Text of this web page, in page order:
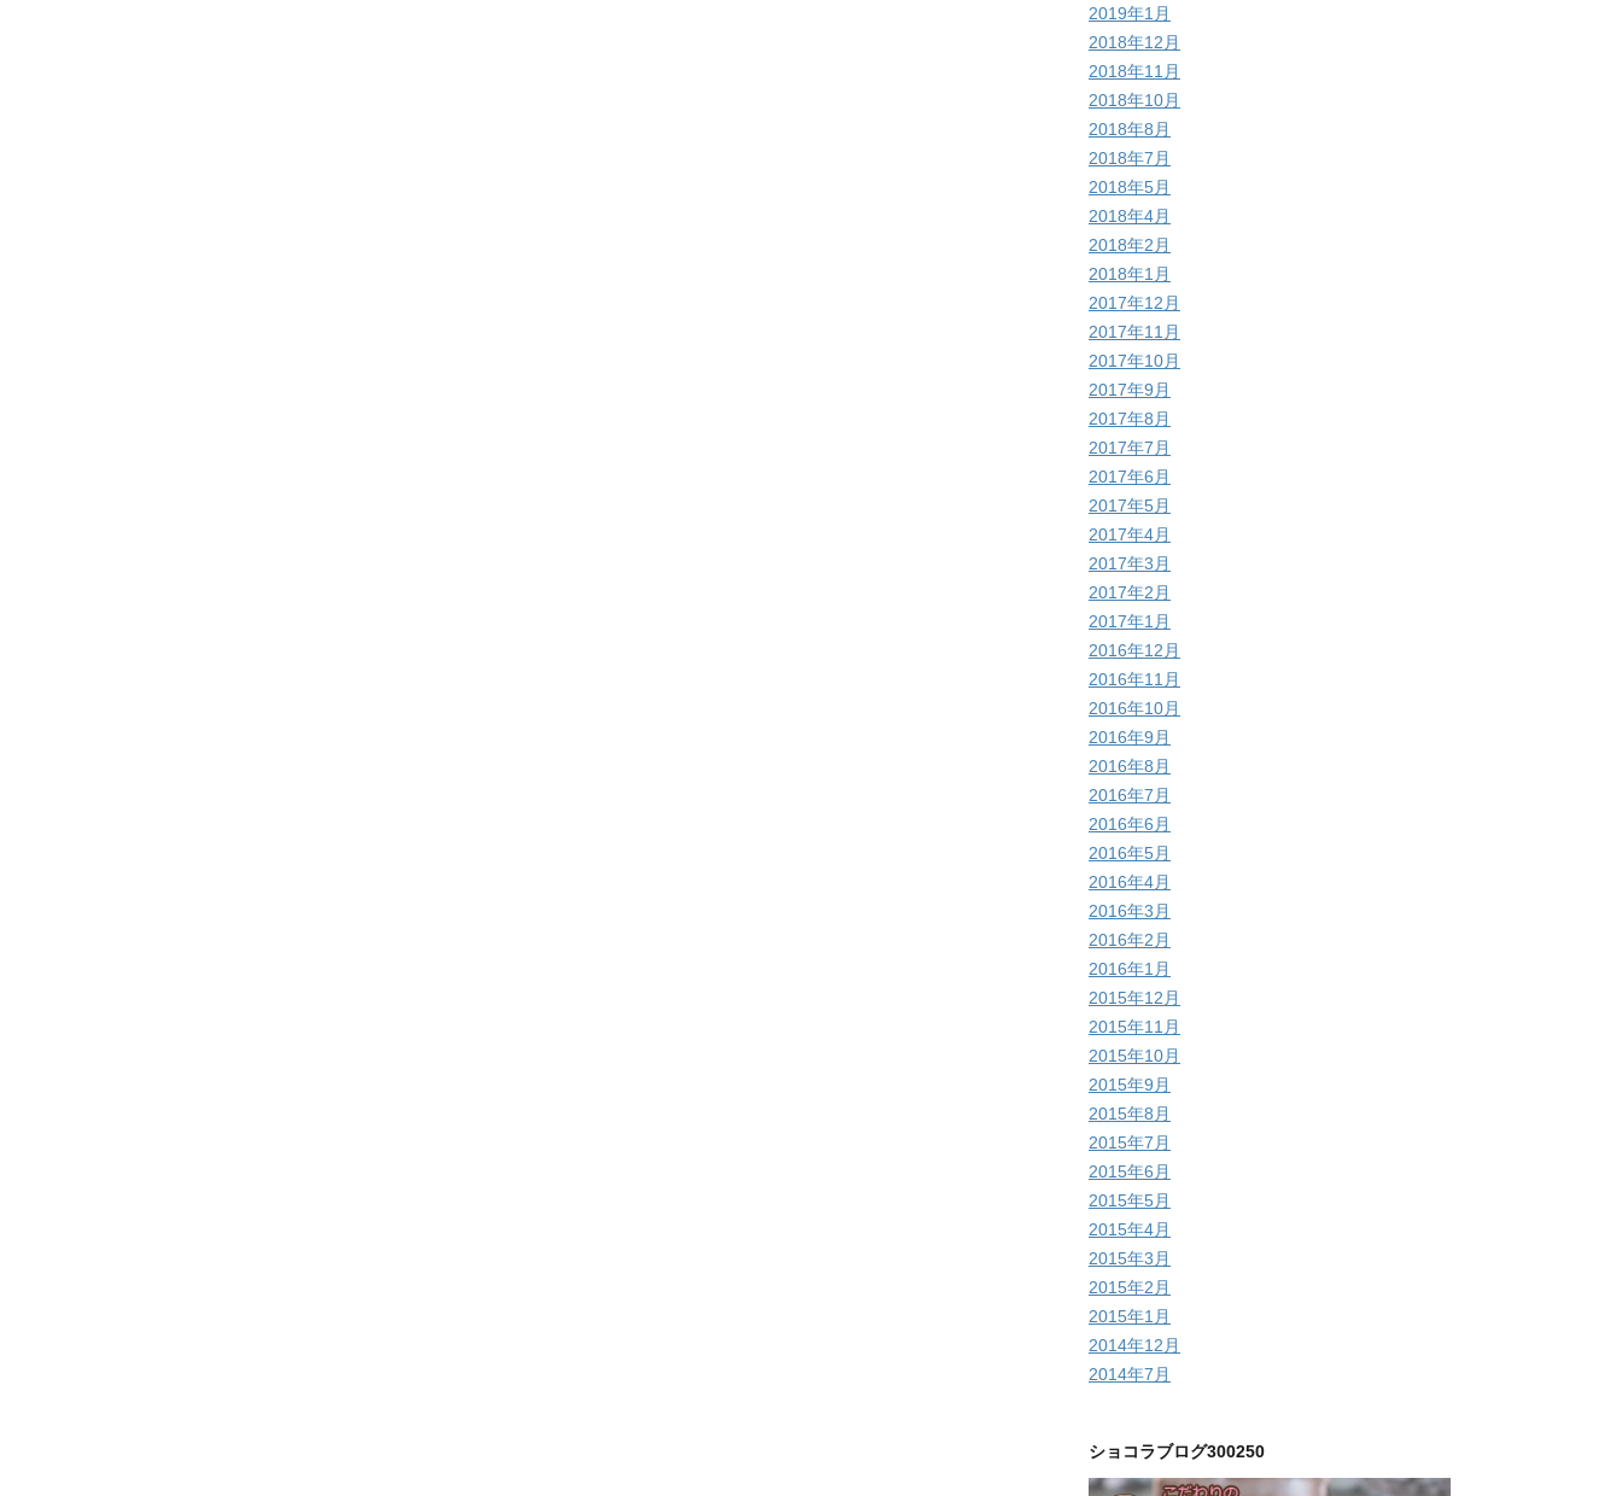
2019年1月
2018年12月
2018年11月
2018年10月
2018年8月
2018年7月
2018年5月
2018年4月
2018年2月
2018年1月
2017年12月
2017年11月
2017年10月
2017年9月
2017年8月
2017年7月
2017年6月
2017年5月
2017年4月
2017年3月
2017年2月
2017年1月
2016年12月
2016年11月
2016年10月
2016年9月
2016年8月
2016年7月
2016年6月
2016年5月
2016年4月
2016年3月
2016年2月
2016年1月
2015年12月
2015年11月
2015年10月
2015年9月
2015年8月
2015年7月
2015年6月
2015年5月
2015年4月
2015年3月
2015年2月
2015年1月
2014年12月
2014年7月
ショコラブログ300250